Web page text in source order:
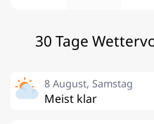
30 Tage
8 August, Samstag
Meist klar